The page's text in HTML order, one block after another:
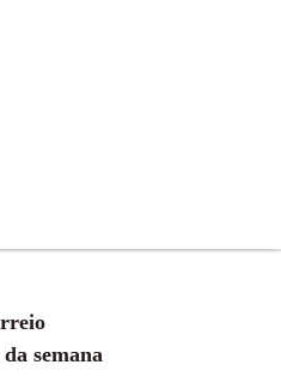
semana